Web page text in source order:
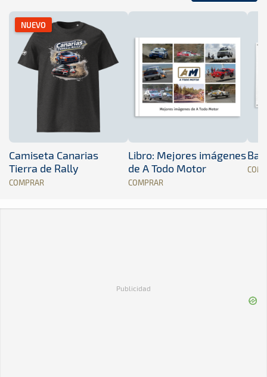
NUEVO
Camiseta Canarias
Tierra de Rally
COMPRAR
Libro: Mejores imágenes
de A Todo Motor
COMPRAR
Publicidad